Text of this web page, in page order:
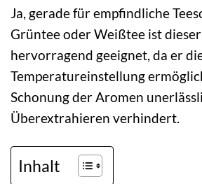
Ja, gerade für empfindliche
Grüntee oder Weißtee ist
hervorragend geeignet, da er
Temperatureinstellung
Schonung der Aromen
Überextrahieren verhindert.
Inhalt